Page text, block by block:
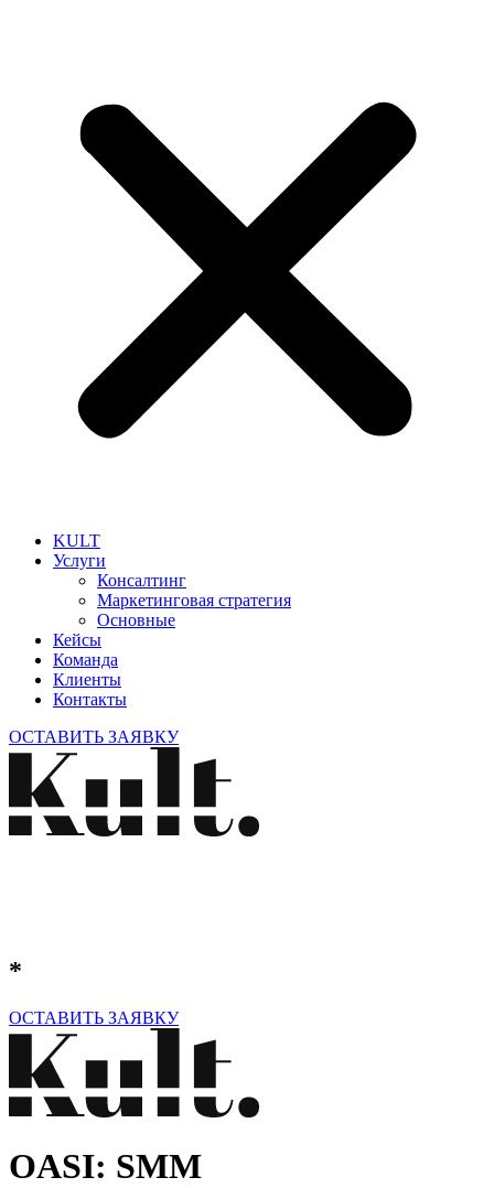
KULT
Услуги
Консалтинг
Маркетинговая стратегия
Основные
Кейсы
Команда
Клиенты
Контакты
ОСТАВИТЬ ЗАЯВКУ
*
ОСТАВИТЬ ЗАЯВКУ
OASI: SMM